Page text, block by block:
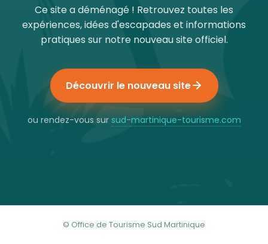
Ce site a déménagé ! Retrouvez toutes les
expériences, idées d'escapades et informations
pratiques sur notre nouveau site officiel.
Découvrir le nouveau site
ou rendez-vous sur sud-martinique-tourisme.com
© Office de Tourisme Sud Martinique